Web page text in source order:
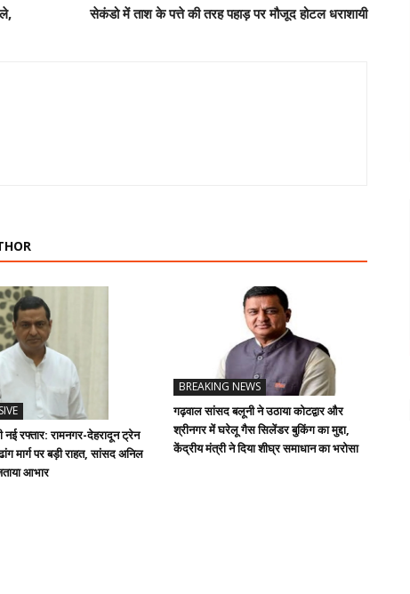
सेकंडो में ताश के पत्ते की तरह पहाड़ पर मौजूद होटल धराशायी
नई रफ्तार: रामनगर-देहरादून ट्रेन
मार्ग पर बड़ी राहत, सांसद अनिल
आभार
BREAKING NEWS
गढ़वाल सांसद बलूनी ने उठाया कोटद्वार और
श्रीनगर में घरेलू गैस सिलेंडर बुकिंग का मुद्दा,
केंद्रीय मंत्री ने दिया शीघ्र समाधान का भरोसा